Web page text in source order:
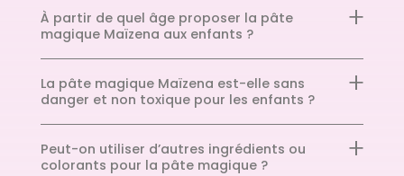
À partir de quel âge proposer la pâte
magique Maïzena aux enfants ?
La pâte magique Maïzena est-elle sans
danger et non toxique pour les enfants ?
Peut-on utiliser d’autres ingrédients ou
colorants pour la pâte magique ?